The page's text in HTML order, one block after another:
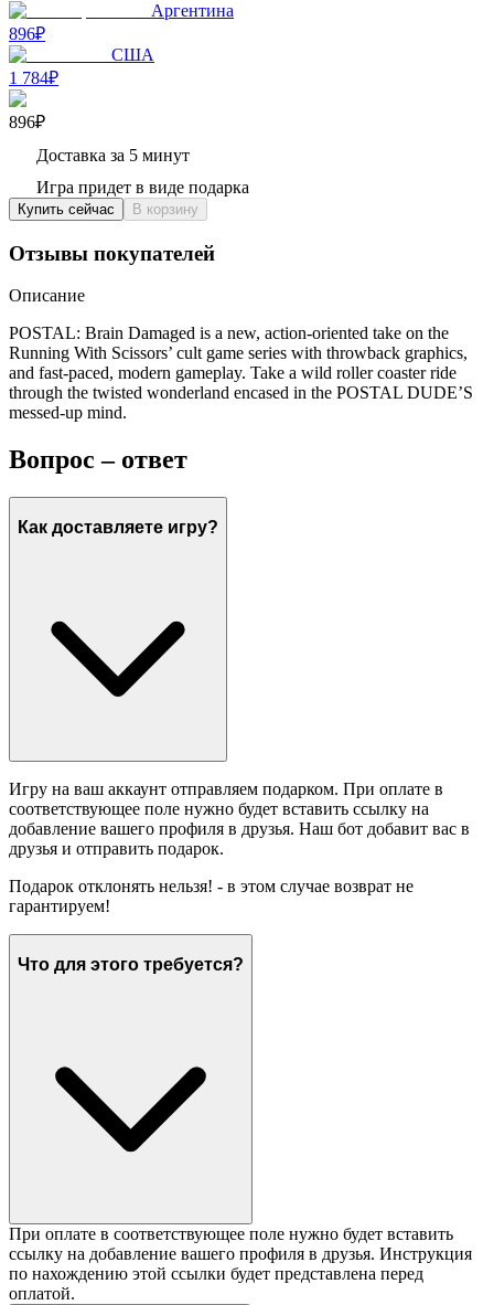
Аргентина
896₽
США
1 784₽
896₽
Доставка за 5 минут
Игра придет в виде подарка
Купить сейчас В корзину
Отзывы покупателей
Описание
POSTAL: Brain Damaged is a new, action-oriented take on the
Running With Scissors’ cult game series with throwback graphics,
and fast-paced, modern gameplay. Take a wild roller coaster ride
through the twisted wonderland encased in the POSTAL DUDE’S
messed-up mind.
Вопрос – ответ
Как доставляете игру?
Игру на ваш аккаунт отправляем подарком. При оплате в
соответствующее поле нужно будет вставить ссылку на
добавление вашего профиля в друзья. Наш бот добавит вас в
друзья и отправить подарок.
Подарок отклонять нельзя! - в этом случае возврат не
гарантируем!
Что для этого требуется?
При оплате в соответствующее поле нужно будет вставить
ссылку на добавление вашего профиля в друзья. Инструкция
по нахождению этой ссылки будет представлена перед
оплатой.